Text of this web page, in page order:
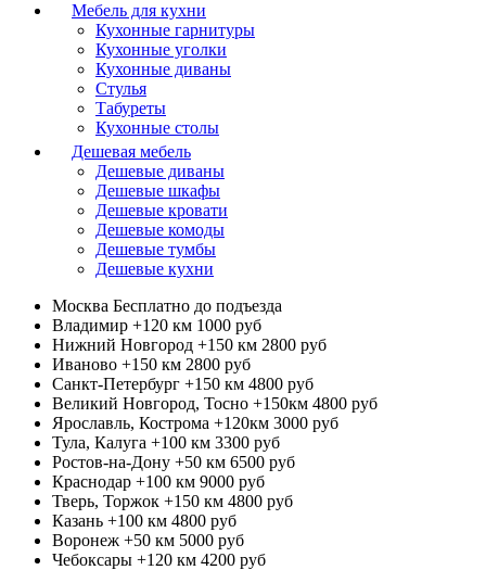
Мебель для кухни
Кухонные гарнитуры
Кухонные уголки
Кухонные диваны
Стулья
Табуреты
Кухонные столы
Дешевая мебель
Дешевые диваны
Дешевые шкафы
Дешевые кровати
Дешевые комоды
Дешевые тумбы
Дешевые кухни
Москва Бесплатно до подъезда
Владимир +120 км 1000 руб
Нижний Новгород +150 км 2800 руб
Иваново +150 км 2800 руб
Санкт-Петербург +150 км 4800 руб
Великий Новгород, Тосно +150км 4800 руб
Ярославль, Кострома +120км 3000 руб
Тула, Калуга +100 км 3300 руб
Ростов-на-Дону +50 км 6500 руб
Краснодар +100 км 9000 руб
Тверь, Торжок +150 км 4800 руб
Казань +100 км 4800 руб
Воронеж +50 км 5000 руб
Чебоксары +120 км 4200 руб